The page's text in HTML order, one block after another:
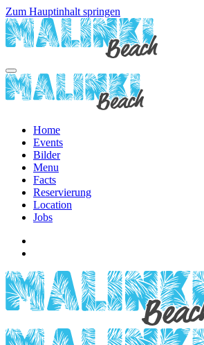
Zum Hauptinhalt springen
Home
Events
Bilder
Menu
Facts
Reservierung
Location
Jobs